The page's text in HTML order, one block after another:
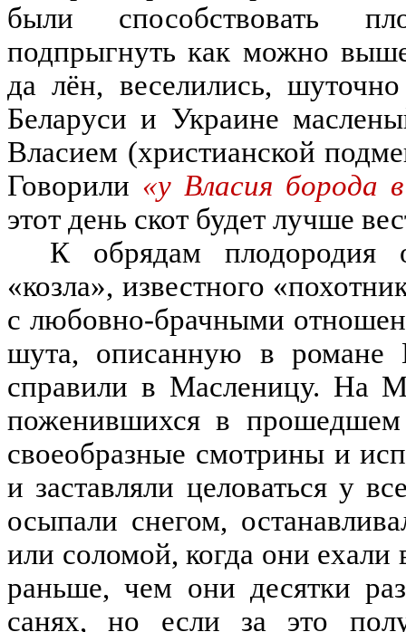
были способствовать
подпрыгнуть как можно
да лён, веселились,
Беларуси и Украине
Власием (христианской
Говорили «у Власия борода
этот день скот будет лучше
К обрядам плодородия
«козла», известного «
с любовно-брачными
шута, описанную в романе
справили в Масленицу. На
поженившихся в прошедшем
своеобразные смотрины и
и заставляли целоваться у
осыпали снегом,
или соломой, когда они ехали
раньше, чем они десятки
санях,
но если за это